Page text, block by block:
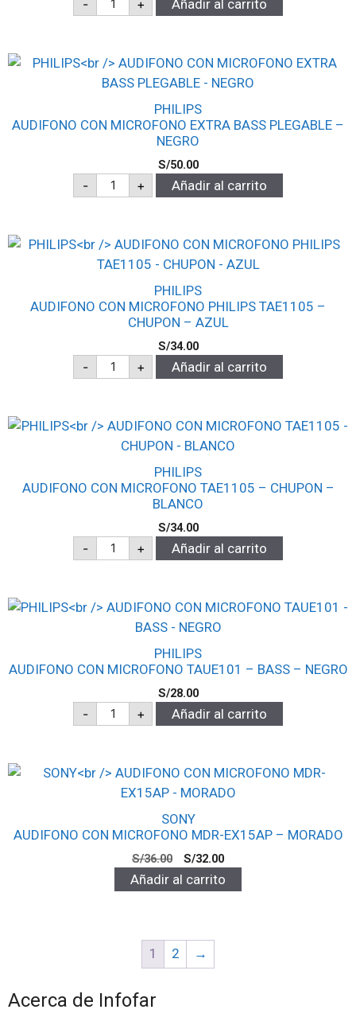
- + Añadir al carrito
PHILIPS
AUDIFONO CON MICROFONO EXTRA BASS PLEGABLE –
NEGRO
S/50.00
- + Añadir al carrito
PHILIPS
AUDIFONO CON MICROFONO PHILIPS TAE1105 –
CHUPON – AZUL
S/34.00
- + Añadir al carrito
PHILIPS
AUDIFONO CON MICROFONO TAE1105 – CHUPON –
BLANCO
S/34.00
- + Añadir al carrito
PHILIPS
AUDIFONO CON MICROFONO TAUE101 – BASS – NEGRO
S/28.00
- + Añadir al carrito
SONY
AUDIFONO CON MICROFONO MDR-EX15AP – MORADO
S/36.00 S/32.00
Añadir al carrito
1 2 →
Acerca de Infofar